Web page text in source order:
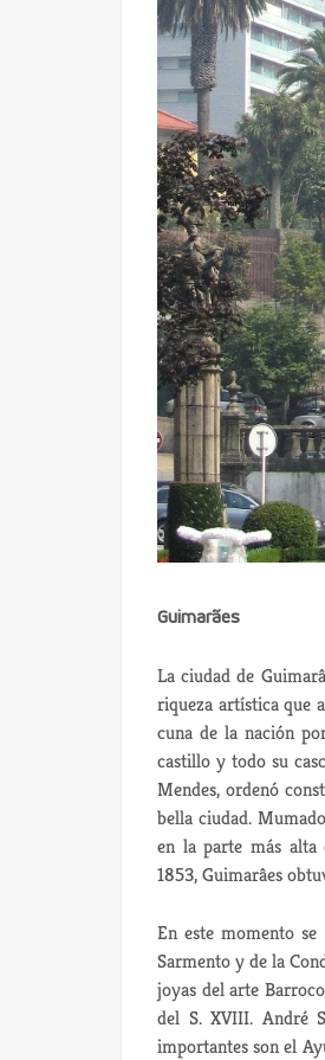
Guimarães
La ciudad de
riqueza artística que
cuna de la nación
castillo y todo su
Mendes, ordenó
bella ciudad.
en la parte más alta
1853, Guimarâes
En este momento
Sarmento y de la
joyas del arte
del S. XVIII. André
importantes son el